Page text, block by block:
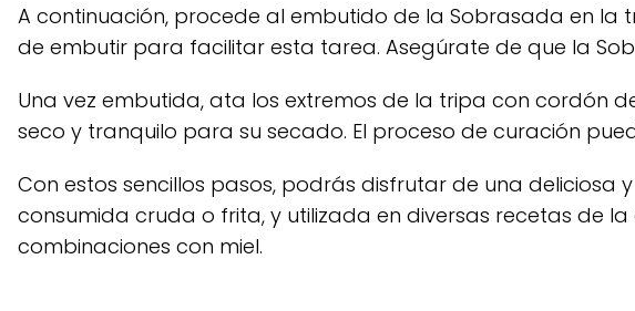
A continuación, procede al embutido de la Sobrasada en la
de embutir para facilitar esta tarea. Asegúrate de que la
Una vez embutida, ata los extremos de la tripa con cordón
seco y tranquilo para su secado. El proceso de curación
Con estos sencillos pasos, podrás disfrutar de una
consumida cruda o frita, y utilizada en diversas recetas de
combinaciones con miel.